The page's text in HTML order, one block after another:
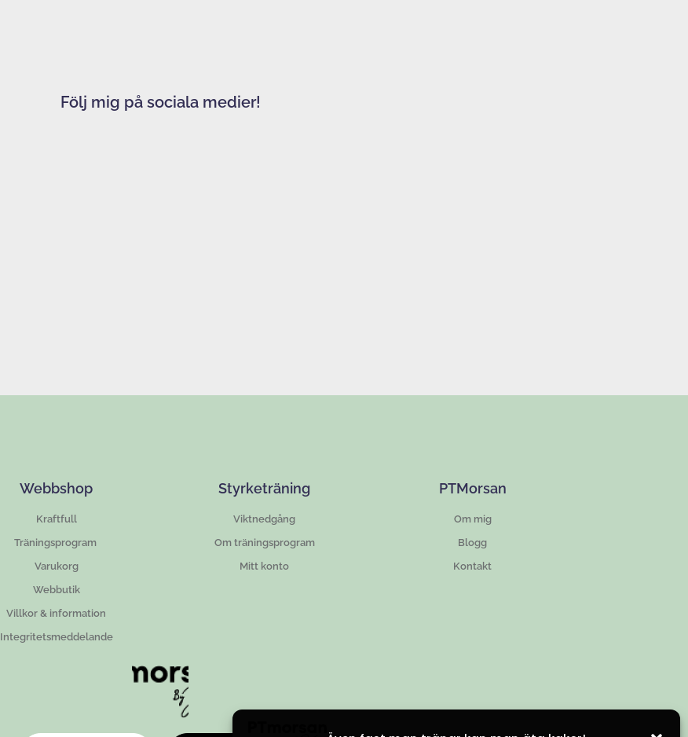
Följ mig på sociala medier!
Webbshop
Kraftfull
Träningsprogram
Varukorg
Webbutik
Villkor & information
Integritetsmeddelande
Styrketräning
Viktnedgång
Om träningsprogram
Mitt konto
PTMorsan
Om mig
Blogg
Kontakt